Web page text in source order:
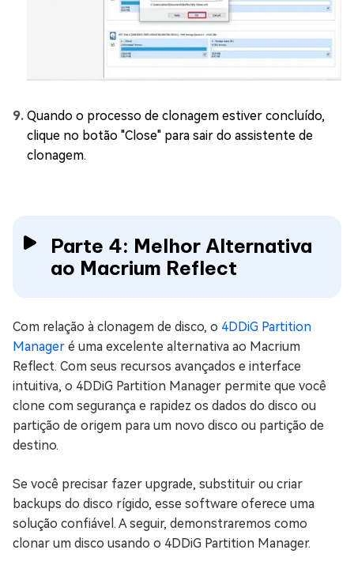
Quando o processo de clonagem estiver concluído,
clique no botão "Close" para sair do assistente de
clonagem.
Parte 4: Melhor Alternativa
ao Macrium Reflect
Com relação à clonagem de disco, o 4DDiG Partition
Manager é uma excelente alternativa ao Macrium
Reflect. Com seus recursos avançados e interface
intuitiva, o 4DDiG Partition Manager permite que você
clone com segurança e rapidez os dados do disco ou
partição de origem para um novo disco ou partição de
destino.
Se você precisar fazer upgrade, substituir ou criar
backups do disco rígido, esse software oferece uma
solução confiável. A seguir, demonstraremos como
clonar um disco usando o 4DDiG Partition Manager.